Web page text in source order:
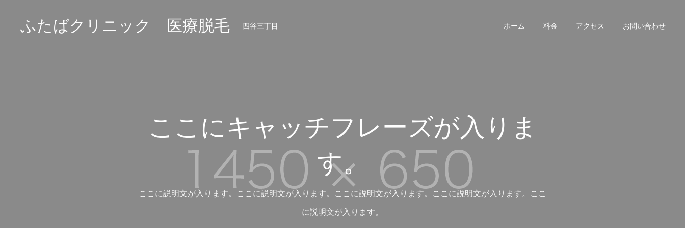
ふたばクリニック 医療脱毛 四谷三丁目 ホーム 料金 アクセス お問い合わせ
ここにキャッチフレーズが入りま
す。
ここに説明文が入ります。ここに説明文が入ります。ここに説明文が入ります。ここに説明文が入ります。ここ
に説明文が入ります。